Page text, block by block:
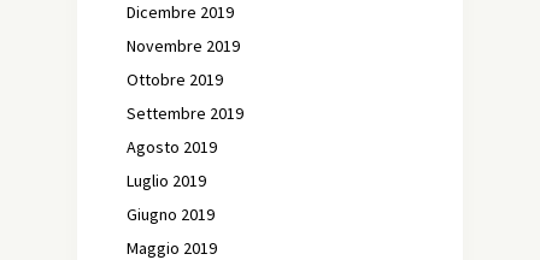
Dicembre 2019
Novembre 2019
Ottobre 2019
Settembre 2019
Agosto 2019
Luglio 2019
Giugno 2019
Maggio 2019